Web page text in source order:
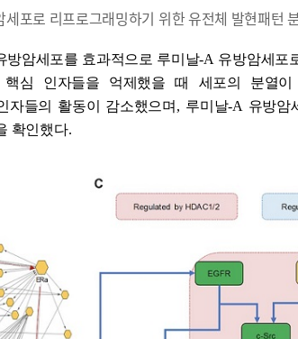
포로 리프로그래밍하기 위한 유전체 발현패턴
방암세포를 효과적으로 루미날-A 유방암세포
심 인자들을 억제했을 때 세포의 분열이
자들의 활동이 감소했으며 , 루미날-A 유방암
확인했다.